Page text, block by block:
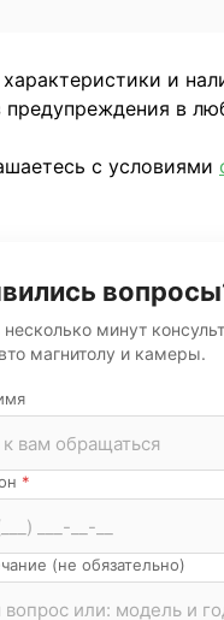
и
в
с условиями
минут
магнитолу и камеры.
*
(не обязательно)